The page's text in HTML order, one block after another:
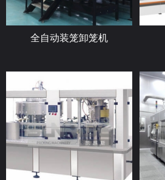
全自动装笼卸笼机